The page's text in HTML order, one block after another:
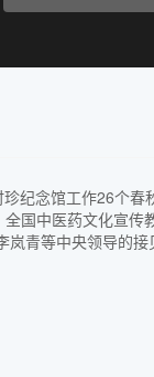
纪念馆工作26个
国中医药文化宣
青等中央领导的接